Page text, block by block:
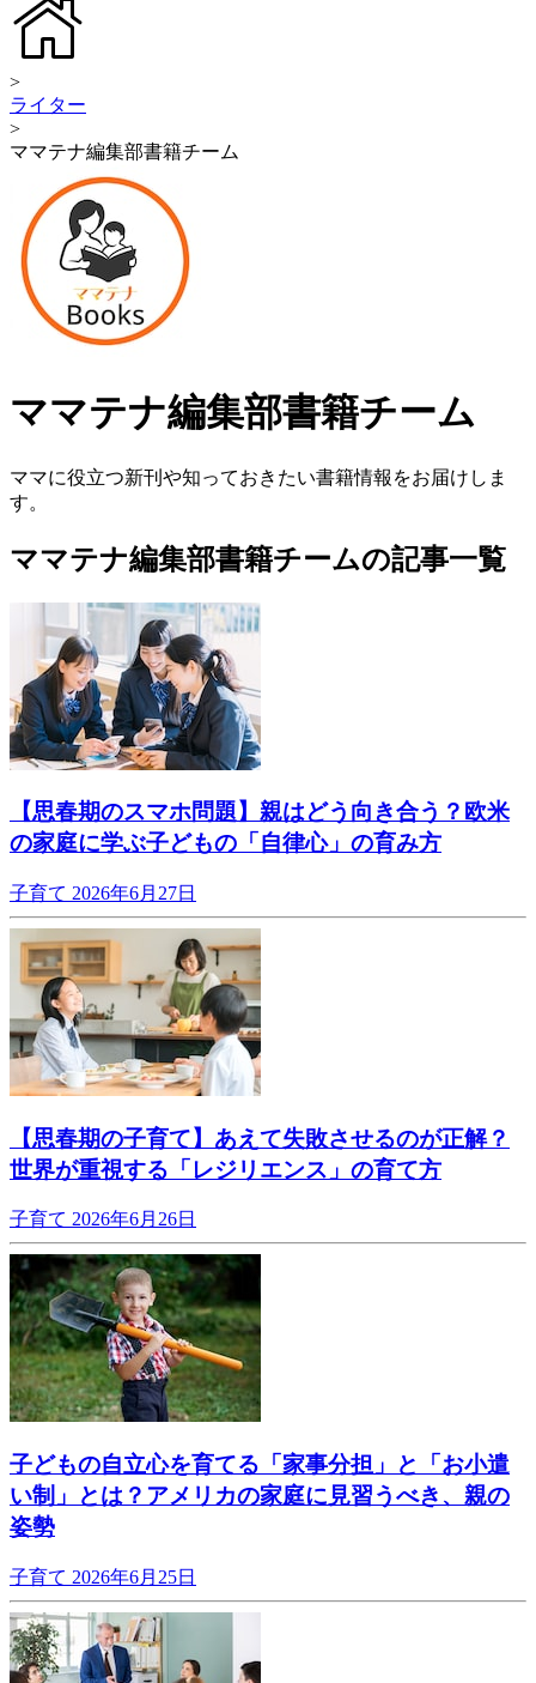
>
ライター
>
ママテナ編集部書籍チーム
ママテナ編集部書籍チーム
ママに役立つ新刊や知っておきたい書籍情報をお届けしま
す。
ママテナ編集部書籍チームの記事一覧
【思春期のスマホ問題】親はどう向き合う？欧米
の家庭に学ぶ子どもの「自律心」の育み方
子育て 2026年6月27日
【思春期の子育て】あえて失敗させるのが正解？
世界が重視する「レジリエンス」の育て方
子育て 2026年6月26日
子どもの自立心を育てる「家事分担」と「お小遣
い制」とは？アメリカの家庭に見習うべき、親の
姿勢
子育て 2026年6月25日